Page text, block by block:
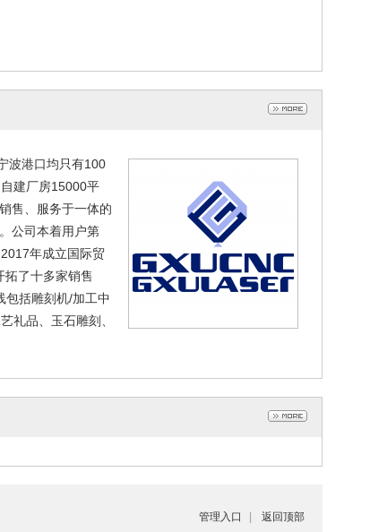
波港口均只有100
建厂房15000平
售、服务于一体的
公司本着用户第
年成立国际贸
拓了十多家销售
括雕刻机/加工中
礼品、玉石雕刻、
管理入口 返回顶部